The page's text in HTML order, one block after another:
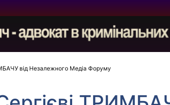
від Незалежного Медіа Форуму